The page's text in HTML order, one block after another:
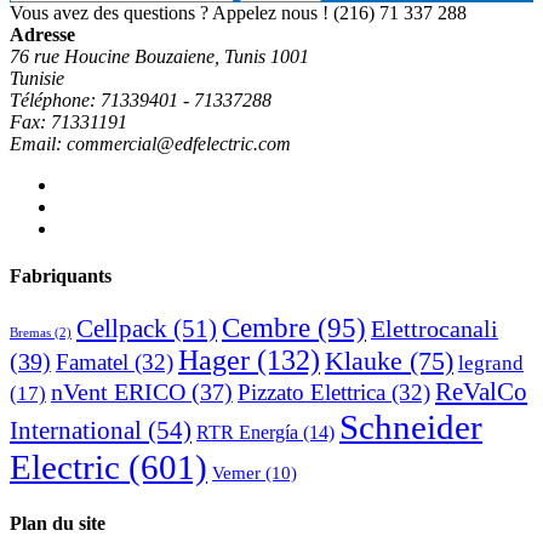
Vous avez des questions ? Appelez nous ! (216) 71 337 288
Adresse
76 rue Houcine Bouzaiene, Tunis 1001
Tunisie
Téléphone: 71339401 - 71337288
Fax: 71331191
Email: commercial@edfelectric.com
Fabriquants
Bremas (2) Cellpack (51) Cembre (95) Elettrocanali
(39) Famatel (32)Hager (132) Klauke (75) legrand
(17) nVent ERICO (37) Pizzato Elettrica (32)ReValCo
International (54) RTR Energía (14) Schneider
Electric (601) Vemer (10)
Plan du site